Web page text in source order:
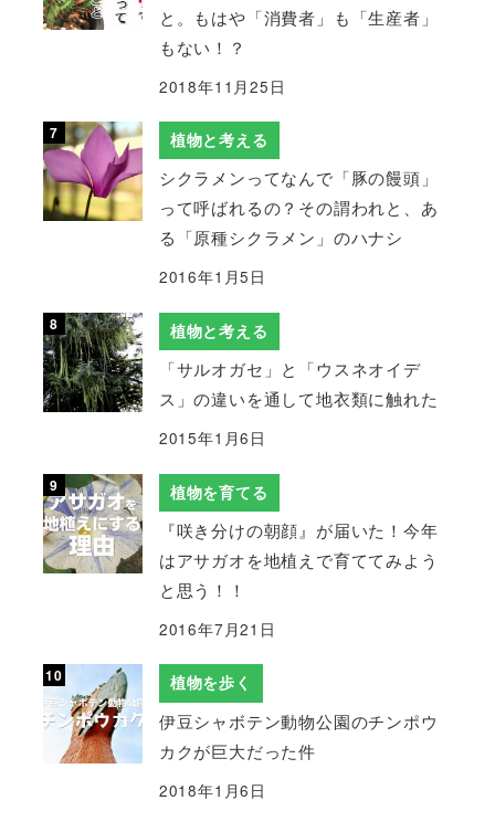
と。もはや「消費者」も「生産者」
もない！？
2018年11月25日
植物と考える
シクラメンってなんで「豚の饅頭」
って呼ばれるの？その謂われと、あ
る「原種シクラメン」のハナシ
2016年1月5日
植物と考える
「サルオガセ」と「ウスネオイデ
ス」の違いを通して地衣類に触れた
2015年1月6日
植物を育てる
『咲き分けの朝顔』が届いた！今年
はアサガオを地植えで育ててみよう
と思う！！
2016年7月21日
植物を歩く
伊豆シャボテン動物公園のチンポウ
カクが巨大だった件
2018年1月6日